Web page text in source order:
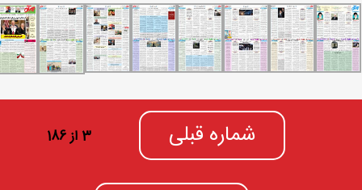
شماره قبلی 3 از 186